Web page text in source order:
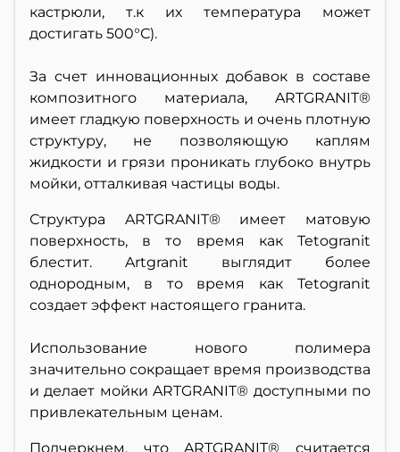
кастрюли, т.к их температура может
достигать 500°С).
За счет инновационных добавок в составе
композитного материала, ARTGRANIT®
имеет гладкую поверхность и очень плотную
структуру, не позволяющую каплям
жидкости и грязи проникать глубоко внутрь
мойки, отталкивая частицы воды.
Структура ARTGRANIT® имеет матовую
поверхность, в то время как Tetogranit
блестит. Artgranit выглядит более
однородным, в то время как Tetogranit
создает эффект настоящего гранита.
Использование нового полимера
значительно сокращает время производства
и делает мойки ARTGRANIT® доступными по
привлекательным ценам.
Подчеркнем, что ARTGRANIT® считается